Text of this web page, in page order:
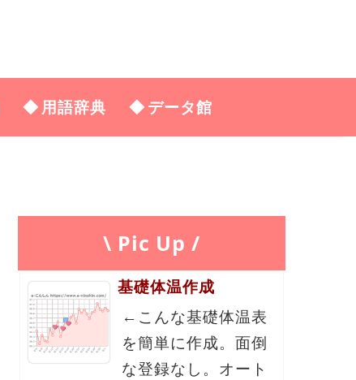
用語辞典 データ館
\ Pic Up /
基礎体温作成
←こんな基礎体温表
を簡単に作成。面倒
な登録なし。オート